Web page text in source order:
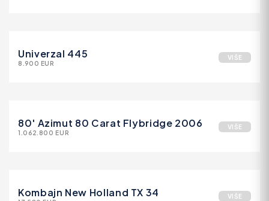
VIŠE
Univerzal 445
8.900 EUR
VIŠE
80' Azimut 80 Carat Flybridge 2006
1.062.800 EUR
VIŠE
Kombajn New Holland TX 34